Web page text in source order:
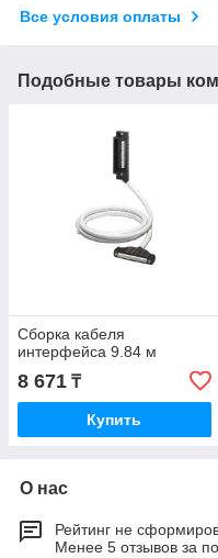
Все условия оплаты
Подобные товары
Сборка кабеля
интерфейса 9.84 м
8 671 ₸
Купить
О нас
Рейтинг не
Менее 5 отзывов за